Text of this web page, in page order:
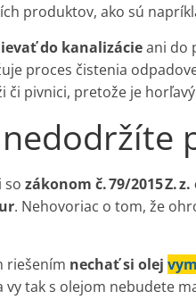
produktov, ako sú
do kanalizácieani do
proces čistenia
či pivnici, pretože je
so zákonom č. 79/2015 Z.
. Nehovoriac o tom, že
riešením nechať si olej
tak s olejom nebudete